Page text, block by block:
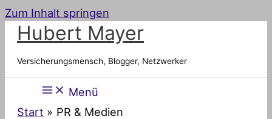
Zum Inhalt springen
Hubert Mayer
Versicherungsmensch, Blogger, Netzwerker
Menü
Start
PR & Medien